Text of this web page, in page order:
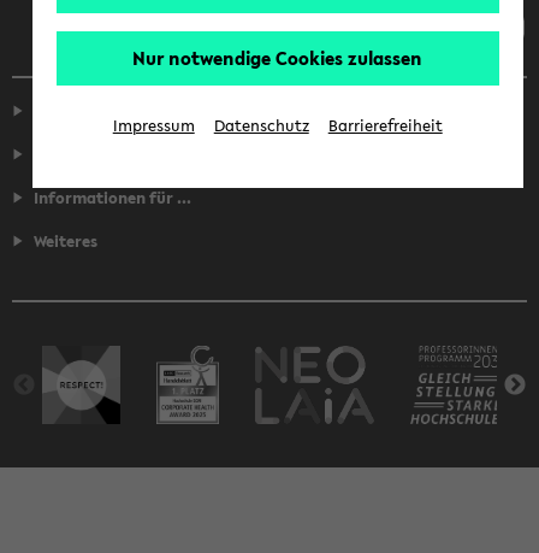
Informationen für ...
Weiteres
Nur notwendige Cookies zulassen
Impressum Datenschutz Barrierefreiheit